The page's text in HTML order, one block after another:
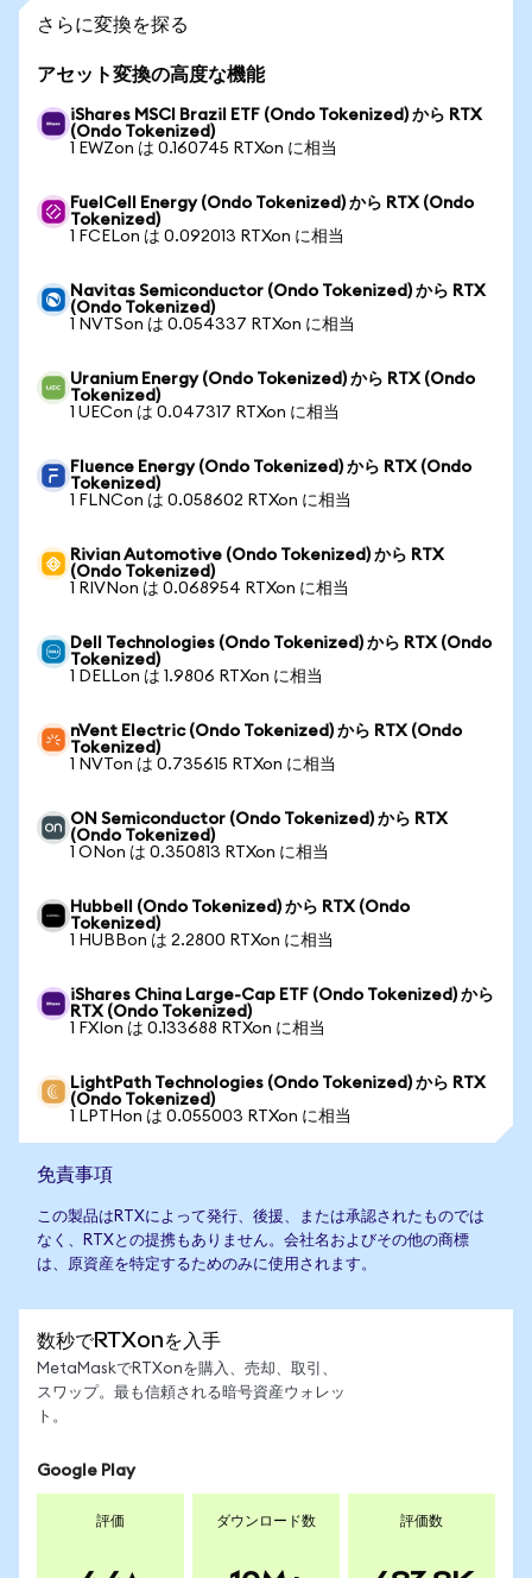
さらに変換を探る
アセット変換の高度な機能
iShares MSCI Brazil ETF (Ondo Tokenized) から RTX
(Ondo Tokenized)
1 EWZon は 0.160745 RTXon に相当
FuelCell Energy (Ondo Tokenized) から RTX (Ondo
Tokenized)
1 FCELon は 0.092013 RTXon に相当
Navitas Semiconductor (Ondo Tokenized) から RTX
(Ondo Tokenized)
1 NVTSon は 0.054337 RTXon に相当
Uranium Energy (Ondo Tokenized) から RTX (Ondo
Tokenized)
1 UECon は 0.047317 RTXon に相当
Fluence Energy (Ondo Tokenized) から RTX (Ondo
Tokenized)
1 FLNCon は 0.058602 RTXon に相当
Rivian Automotive (Ondo Tokenized) から RTX
(Ondo Tokenized)
1 RIVNon は 0.068954 RTXon に相当
Dell Technologies (Ondo Tokenized) から RTX (Ondo
Tokenized)
1 DELLon は 1.9806 RTXon に相当
nVent Electric (Ondo Tokenized) から RTX (Ondo
Tokenized)
1 NVTon は 0.735615 RTXon に相当
ON Semiconductor (Ondo Tokenized) から RTX
(Ondo Tokenized)
1 ONon は 0.350813 RTXon に相当
Hubbell (Ondo Tokenized) から RTX (Ondo
Tokenized)
1 HUBBon は 2.2800 RTXon に相当
iShares China Large-Cap ETF (Ondo Tokenized) から
RTX (Ondo Tokenized)
1 FXIon は 0.133688 RTXon に相当
LightPath Technologies (Ondo Tokenized) から RTX
(Ondo Tokenized)
1 LPTHon は 0.055003 RTXon に相当
免責事項
この製品はRTXによって発行、後援、または承認されたものでは
なく、RTXとの提携もありません。会社名およびその他の商標
は、原資産を特定するためのみに使用されます。
数秒でRTXonを入手
MetaMaskでRTXonを購入、売却、取引、
スワップ。最も信頼される暗号資産ウォレッ
ト。
Google Play
評価 ダウンロード数 評価数